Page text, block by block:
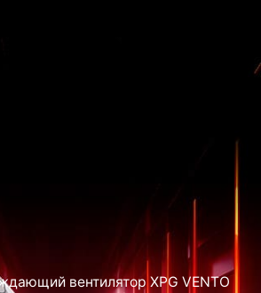
вентилятор XPG VENTO